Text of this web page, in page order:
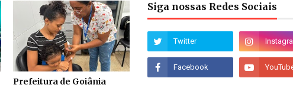
Prefeitura de Goiânia
Siga nossas Redes Sociais